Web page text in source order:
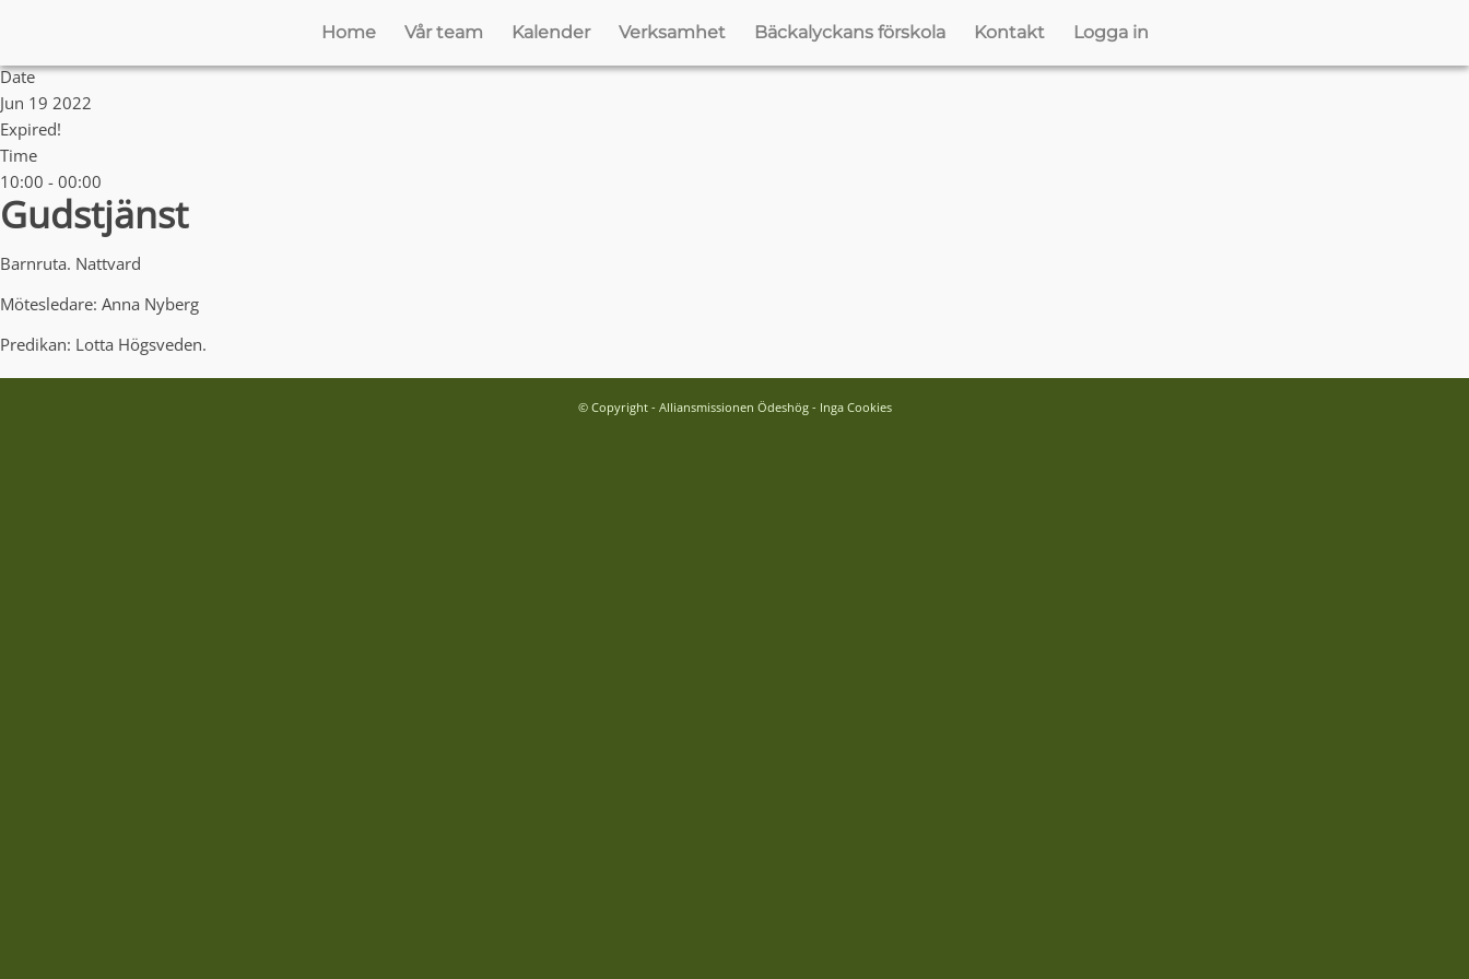
Home Vår team Kalender Verksamhet Bäckalyckans förskola Kontakt Logga in
Date
Jun 19 2022
Expired!
Time
10:00 - 00:00
Gudstjänst
Barnruta. Nattvard
Mötesledare: Anna Nyberg
Predikan: Lotta Högsveden.
© Copyright - Alliansmissionen Ödeshög - Inga Cookies